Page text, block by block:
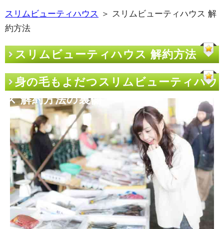
スリムビューティハウス ＞ スリムビューティハウス 解
約方法
スリムビューティハウス 解約方法
身の毛もよだつスリムビューティハウ
ス 解約方法の裏側